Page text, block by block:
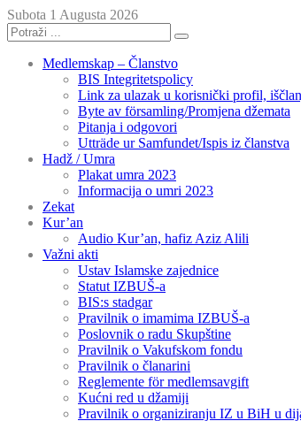
Subota 1 Augusta 2026
Medlemskap – Članstvo
BIS Integritetspolicy
Link za ulazak u korisnički profil,
Byte av församling/Promjena džemata
Pitanja i odgovori
Utträde ur Samfundet/Ispis iz članstva
Hadž / Umra
Plakat umra 2023
Informacija o umri 2023
Zekat
Kur’an
Audio Kur’an, hafiz Aziz Alili
Važni akti
Ustav Islamske zajednice
Statut IZBUŠ-a
BIS:s stadgar
Pravilnik o imamima IZBUŠ-a
Poslovnik o radu Skupštine
Pravilnik o Vakufskom fondu
Pravilnik o članarini
Reglemente för medlemsavgift
Kućni red u džamiji
Pravilnik o organiziranju IZ u BiH u